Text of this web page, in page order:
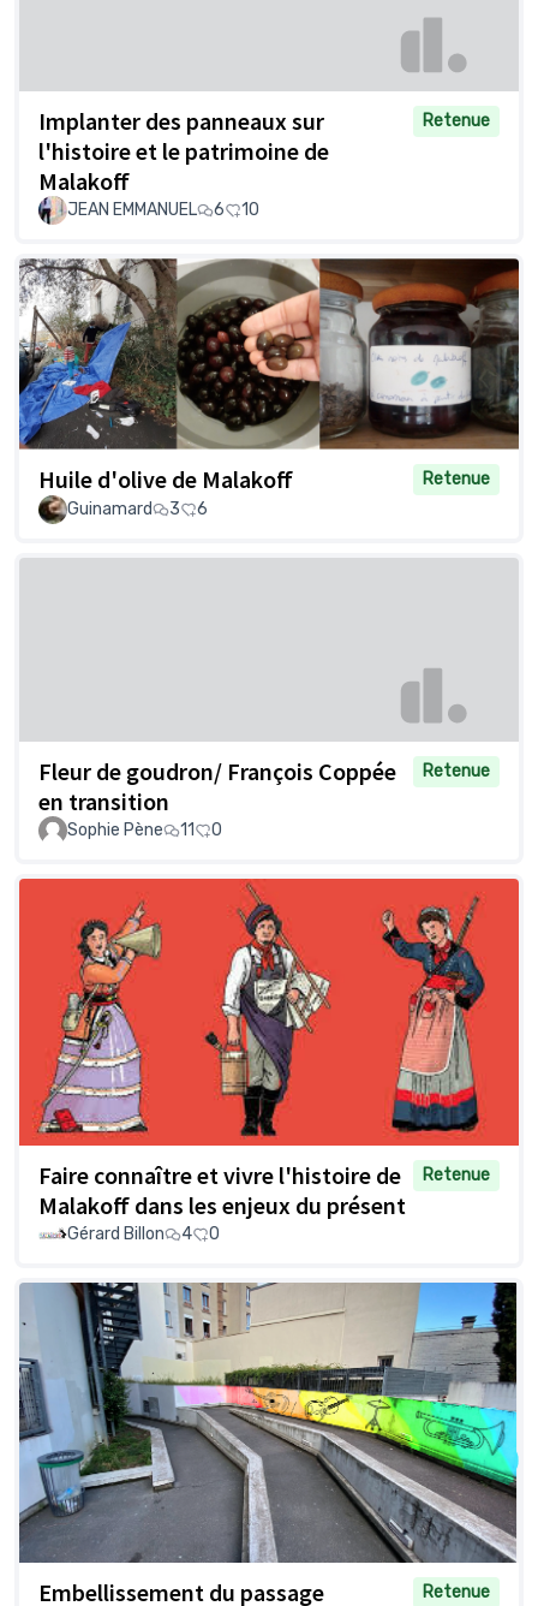
Implanter des panneaux sur
l'histoire et le patrimoine de
Malakoff
Retenue
JEAN EMMANUEL 6 10
Huile d'olive de Malakoff
Retenue
Guinamard
3 6
Fleur de goudron/ François Coppée
en transition
Retenue
Sophie Pène 11 0
Faire connaître et vivre l'histoire de
Malakoff dans les enjeux du présent
Retenue
Gérard Billon 4 0
Embellissement du passage Retenue